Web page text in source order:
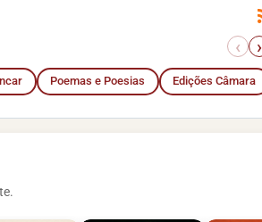
‹ ›
Poemas e Poesias Edições Câmara